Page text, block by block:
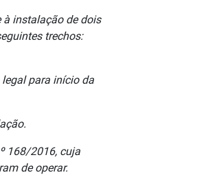
à instalação de dois
trechos:
para início da
168/2016, cuja
de operar.